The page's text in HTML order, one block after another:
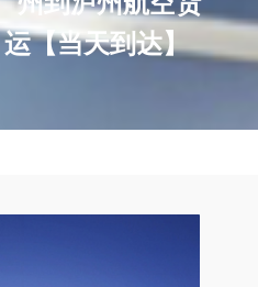
运【当天到达】